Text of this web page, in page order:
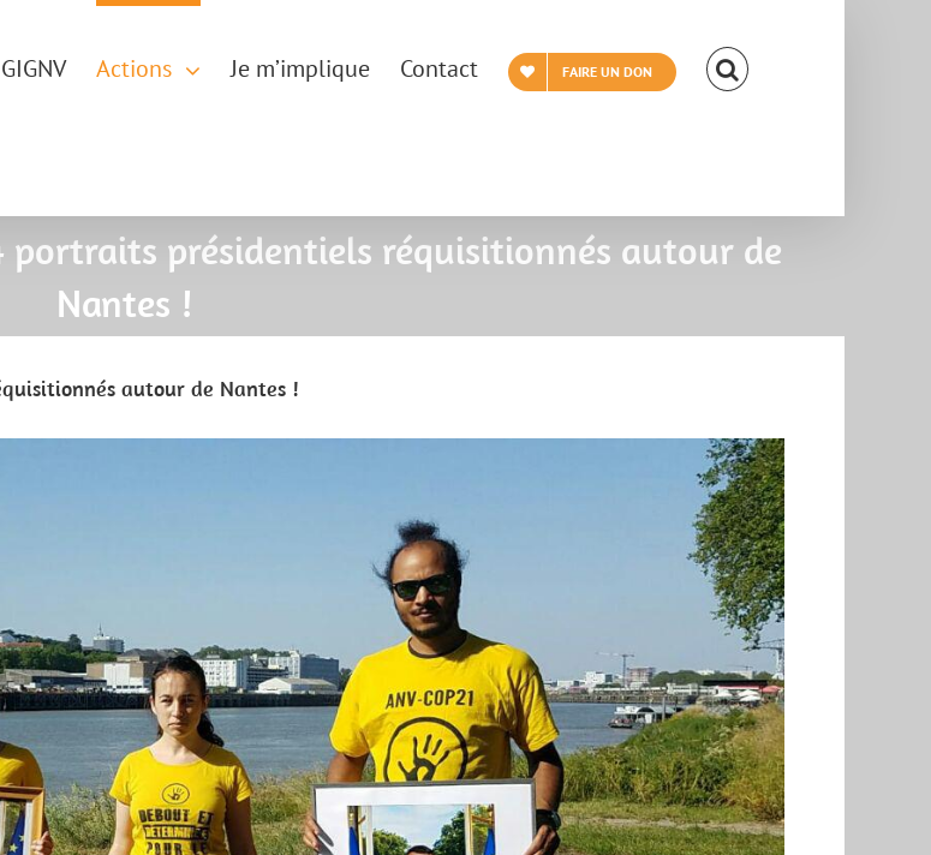
GIGNV Actions Je m’implique Contact FAIRE UN DON
portraits présidentiels réquisitionnés autour de
Nantes !
autour de Nantes !